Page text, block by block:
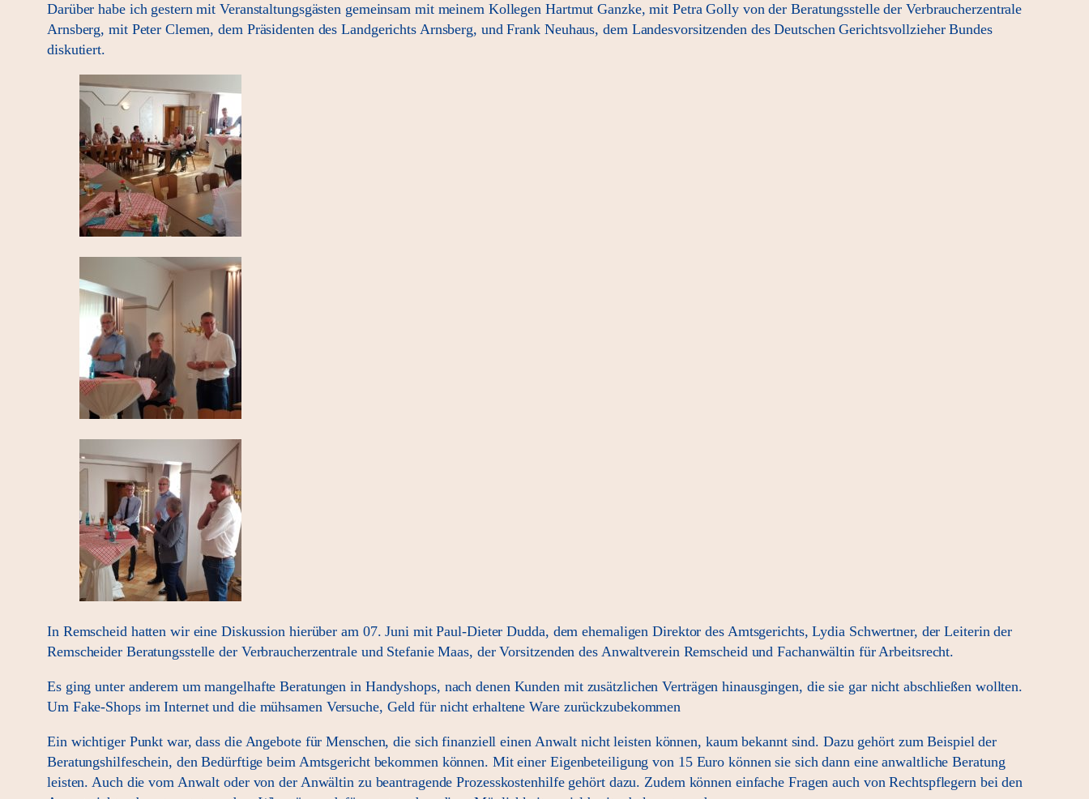
Darüber habe ich gestern mit Veranstaltungsgästen gemeinsam mit meinem Kollegen Hartmut Ganzke, mit Petra Golly von der Beratungsstelle der Verbraucherzentrale
Arnsberg, mit Peter Clemen, dem Präsidenten des Landgerichts Arnsberg, und Frank Neuhaus, dem Landesvorsitzenden des Deutschen Gerichtsvollzieher Bundes
diskutiert.
In Remscheid hatten wir eine Diskussion hierüber am 07. Juni mit Paul-Dieter Dudda, dem ehemaligen Direktor des Amtsgerichts, Lydia Schwertner, der Leiterin der
Remscheider Beratungsstelle der Verbraucherzentrale und Stefanie Maas, der Vorsitzenden des Anwaltverein Remscheid und Fachanwältin für Arbeitsrecht.
Es ging unter anderem um mangelhafte Beratungen in Handyshops, nach denen Kunden mit zusätzlichen Verträgen hinausgingen, die sie gar nicht abschließen wollten.
Um Fake-Shops im Internet und die mühsamen Versuche, Geld für nicht erhaltene Ware zurückzubekommen
Ein wichtiger Punkt war, dass die Angebote für Menschen, die sich finanziell einen Anwalt nicht leisten können, kaum bekannt sind. Dazu gehört zum Beispiel der
Beratungshilfeschein, den Bedürftige beim Amtsgericht bekommen können. Mit einer Eigenbeteiligung von 15 Euro können sie sich dann eine anwaltliche Beratung
leisten. Auch die vom Anwalt oder von der Anwältin zu beantragende Prozesskostenhilfe gehört dazu. Zudem können einfache Fragen auch von Rechtspflegern bei den